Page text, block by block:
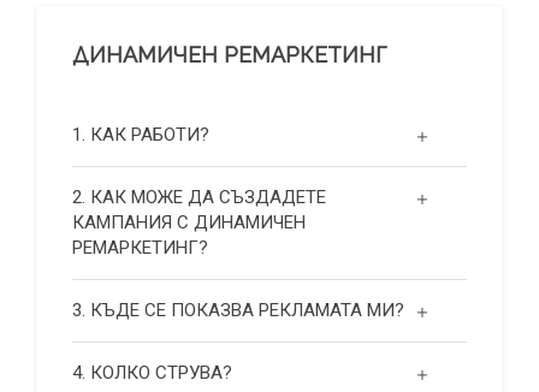
ДИНАМИЧЕН РЕМАРКЕТИНГ
1. КАК РАБОТИ?
2. КАК МОЖЕ ДА СЪЗДАДЕТЕ
КАМПАНИЯ С ДИНАМИЧЕН
РЕМАРКЕТИНГ?
3. КЪДЕ СЕ ПОКАЗВА РЕКЛАМАТА МИ?
4. КОЛКО СТРУВА?